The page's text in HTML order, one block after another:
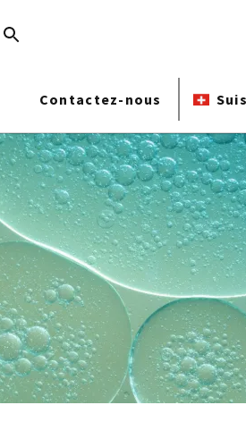
Contactez-nous